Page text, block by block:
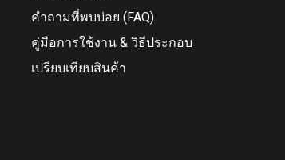
คำถามที่พบบ่อย (FAQ)
คู่มือการใช้งาน & วิธีประกอบ
เปรียบเทียบสินค้า